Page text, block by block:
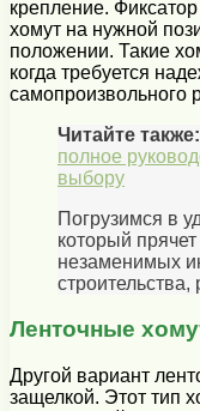
крепление.
хомут на нужной
положении. Такие
когда требуется
самопроизвольного
Читайте также:
полное
выбору
Погрузимся в
который
незаменимых
Ленточные
Другой вариант
защелкой. Этот тип